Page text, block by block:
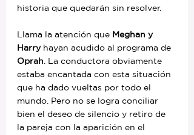
historia que quedarán sin resolver.
Llama la atención que Meghan y
Harry hayan acudido al programa de
Oprah . La conductora obviamente
estaba encantada con esta situación
que ha dado vueltas por todo el
mundo. Pero no se logra conciliar
bien el deseo de silencio y retiro de
la pareja con la aparición en el